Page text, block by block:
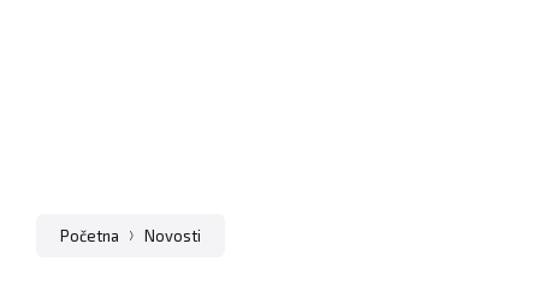
Početna Novosti